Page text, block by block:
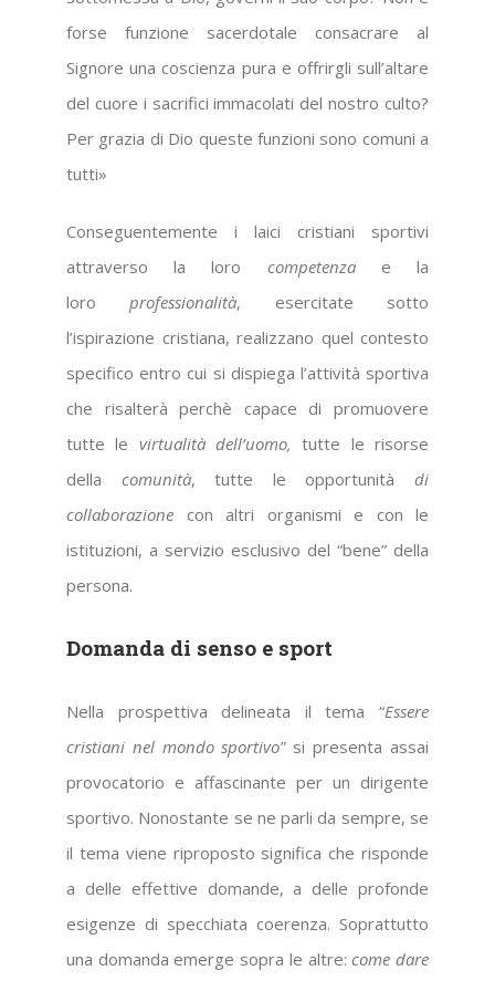
forse funzione sacerdotale consacrare al
Signore una coscienza pura e offrirgli sull’altare
del cuore i sacrifici immacolati del nostro culto?
Per grazia di Dio queste funzioni sono comuni a
tutti»
Conseguentemente i laici cristiani sportivi
attraverso la loro competenza e la
loro professionalità, esercitate sotto
l’ispirazione cristiana, realizzano quel contesto
specifico entro cui si dispiega l’attività sportiva
che risalterà perchè capace di promuovere
tutte le virtualità dell’uomo, tutte le risorse
della comunità, tutte le opportunità di
collaborazione con altri organismi e con le
istituzioni, a servizio esclusivo del “bene” della
persona.
Domanda di senso e sport
Nella prospettiva delineata il tema “Essere
cristiani nel mondo sportivo” si presenta assai
provocatorio e affascinante per un dirigente
sportivo. Nonostante se ne parli da sempre, se
il tema viene riproposto significa che risponde
a delle effettive domande, a delle profonde
esigenze di specchiata coerenza. Soprattutto
una domanda emerge sopra le altre:come dare